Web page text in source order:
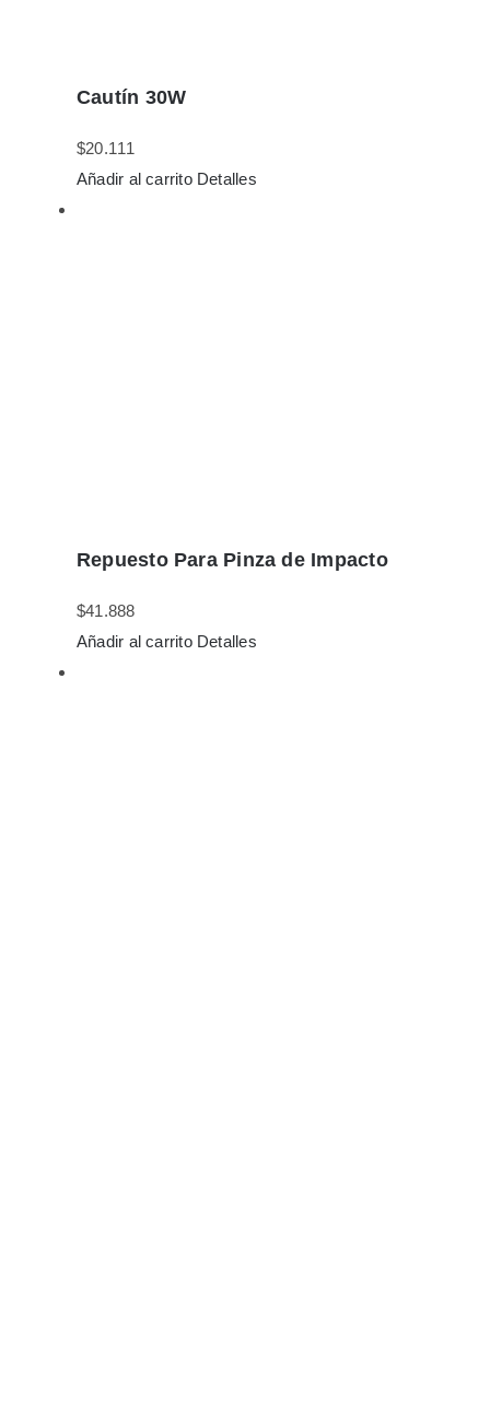
Cautín 30W
$20.111
Añadir al carrito Detalles
Repuesto Para Pinza de Impacto
$41.888
Añadir al carrito Detalles